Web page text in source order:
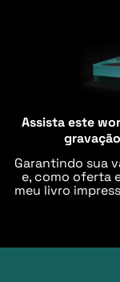
Assista este
Garantindo sua
e, como oferta
meu livro